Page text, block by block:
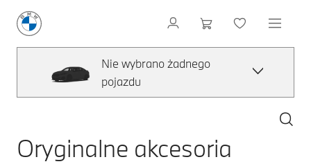
Nie wybrano żadnego
pojazdu
Oryginalne akcesoria